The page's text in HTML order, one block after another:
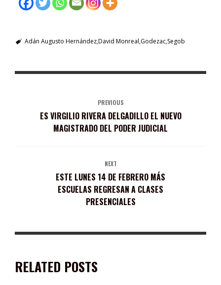
Adán Augusto HernándezDavid Monreal GodezacSegob
PREVIOUS
ES VIRGILIO RIVERA DELGADILLO EL NUEVO
MAGISTRADO DEL PODER JUDICIAL
NEXT
ESTE LUNES 14 DE FEBRERO MÁS
ESCUELAS REGRESAN A CLASES
PRESENCIALES
RELATED POSTS